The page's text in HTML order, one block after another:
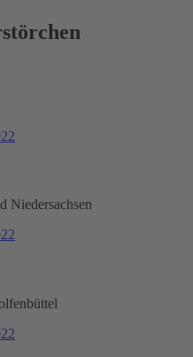
Niedersachsen